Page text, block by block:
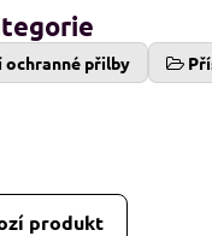
ochranné přilby
produkt